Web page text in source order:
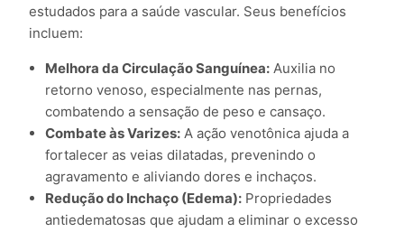
estudados para a saúde vascular. Seus benefícios
incluem:
Melhora da Circulação Sanguínea: Auxilia no
retorno venoso, especialmente nas pernas,
combatendo a sensação de peso e cansaço.
Combate às Varizes: A ação venotônica ajuda a
fortalecer as veias dilatadas, prevenindo o
agravamento e aliviando dores e inchaços.
Redução do Inchaço (Edema): Propriedades
antiedematosas que ajudam a eliminar o excesso